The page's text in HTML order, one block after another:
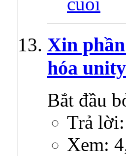
Xin
hóa unity
Bắt đầu
Trả lời:
Xem: